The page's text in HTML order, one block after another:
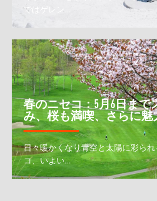
ではゲレン…
春のニセコ：5月6日まで
み、桜も満喫、さらに魅
日々暖かくなり青空と太陽に彩られ
コ、いよい…